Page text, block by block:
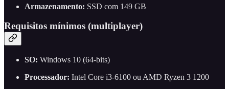
Armazenamento: SSD com 149 GB
Requisitos mínimos (multiplayer)
SO: Windows 10 (64-bits)
Processador: Intel Core i3-6100 ou AMD Ryzen 3 1200